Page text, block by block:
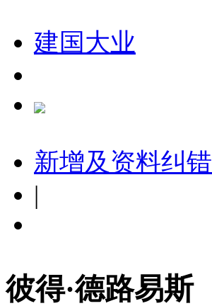
建国大业
新增及资料纠错
|
彼得·德路易斯